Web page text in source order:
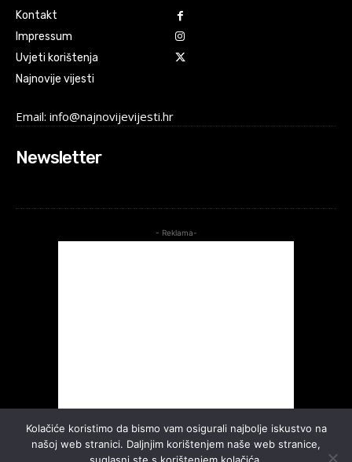
Kontakt
Impressum
Uvjeti korištenja
Najnovije vijesti
Email: info@najnovijevijesti.hr
Newsletter
- Reklama-
Kolačiće koristimo da bismo vam osigurali najbolje iskustvo na
našoj web stranici. Daljnjim korištenjem naše web stranice,